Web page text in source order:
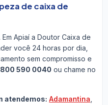
de caixa de
Apiaí a Doutor Caixa de
você 24 horas por dia,
sem compromisso e
590 0040 ou chame no
atendemos: Adamantina